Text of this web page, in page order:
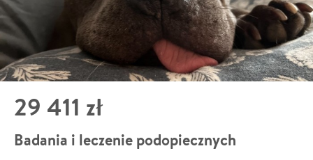
29 411 zł
Badania i leczenie podopiecznych